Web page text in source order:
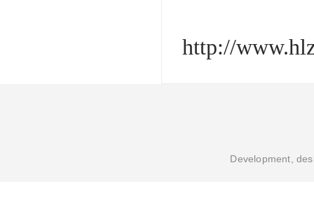
http://
Development,